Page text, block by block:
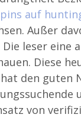
auf
Außer
leser eine
Diese
den
von